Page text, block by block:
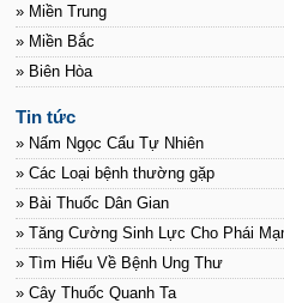
» Miền Trung
» Miền Bắc
» Biên Hòa
Tin tức
» Nấm Ngọc Cẩu Tự Nhiên
» Các Loại bệnh thường gặp
» Bài Thuốc Dân Gian
» Tăng Cường Sinh Lực Cho Phái
» Tìm Hiểu Về Bệnh Ung Thư
» Cây Thuốc Quanh Ta